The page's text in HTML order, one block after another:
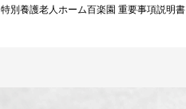
特別養護老人ホーム百楽園 重要事項説明書